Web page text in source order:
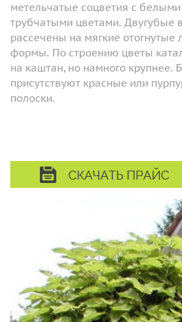
метельчатые соцветия с
трубчатыми цветами. Двугубые
рассечены на мягкие отогнутые
формы. По строению цветы
на каштан, но намного крупнее.
присутствуют красные или
полоски.